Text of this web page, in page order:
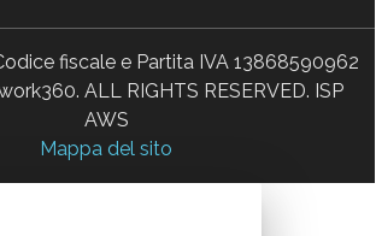
fiscale e Partita IVA 13868590962
ALL RIGHTS RESERVED. ISP
AWS
Mappa del sito